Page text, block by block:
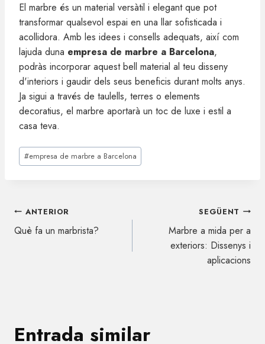
El marbre és un material versàtil i elegant que pot
transformar qualsevol espai en una llar sofisticada i
acollidora. Amb les idees i consells adequats, així com
lajuda duna empresa de marbre a Barcelona,
podràs incorporar aquest bell material al teu disseny
d'interiors i gaudir dels seus beneficis durant molts anys.
Ja sigui a través de taulells, terres o elements
decoratius, el marbre aportarà un toc de luxe i estil a
casa teva.
Etiquetes
d'entrada
#empresa de marbre a Barcelona
Navegació
d'entrades
ANTERIOR
Què fa un marbrista?
SEGÜENT
Marbre a mida per a
exteriors: Dissenys i
aplicacions
Entrada similar